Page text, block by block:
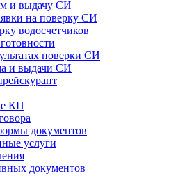
и выдачу СИ
на поверку СИ
водосчетчиков
поверки СИ
и выдачи СИ
КП
документов
услуги
документов